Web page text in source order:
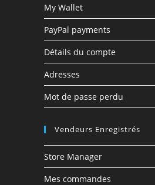
My Wallet
PayPal payments
Détails du compte
Adresses
Mot de passe perdu
Vendeurs Enregistrés
Store Manager
Mes commandes